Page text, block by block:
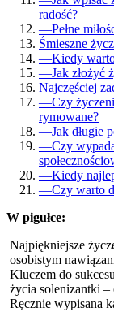
radość?
—Pełne
Śmieszne
—Kiedy
—Jak złożyć
Najczęściej
—Czy
rymowane?
—Jak długie
—Czy
—Kiedy
—Czy warto
W pigułce:
Najpiękniejsze
osobistym
Kluczem do
życia solenizantki –
Ręcznie wypisana